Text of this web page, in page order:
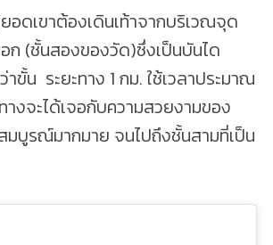
อดเขาต้องเดินเท้าจากบริเวณจุด
ก (ชั้นสองของวัด)ซึ่งเป็นบันได
ขั้น ระยะทาง 1 กม. ใช้เวลาประมาณ
างจะได้เจอกับความสวยงามของ
บูรณ์มากมาย จนไปถึงชั้นสามที่เป็น